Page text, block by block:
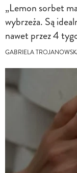
„Lemon sorbet
wybrzeża. Są
nawet przez 4
GABRIELA